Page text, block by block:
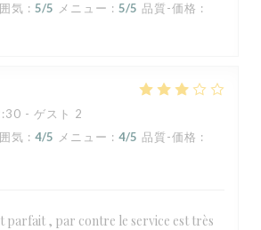
気 : 5/5 メニュー : 5/5 品質-価格 :
- ゲスト 2
気 : 4/5 メニュー : 4/5 品質-価格 :
parfait , par contre le service est très